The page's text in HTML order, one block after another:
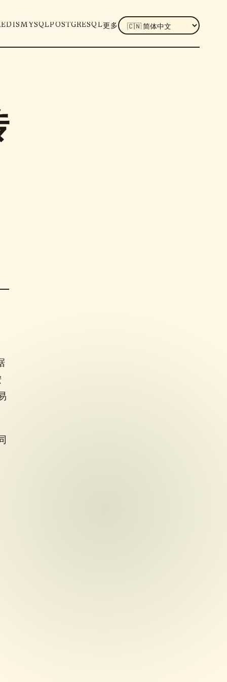
MYSQLPOSTGRESQL 更多
LANGUAGE